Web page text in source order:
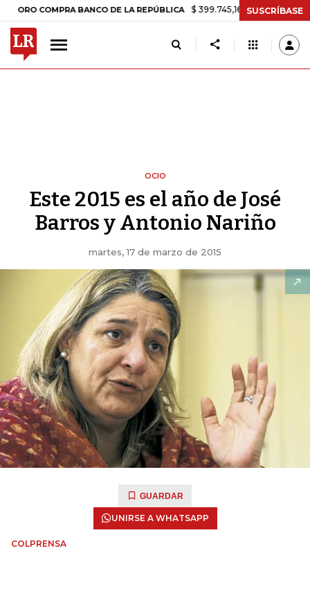
COMPRA BANCO DE LA REPÚBLICA $ 399.745,16 +$ 2.295,71 +0,58%
SUSCRÍBASE
OCIO
Este 2015 es el año de José
Barros y Antonio Nariño
martes, 17 de marzo de 2015
GUARDAR
UNIRSE A WHATSAPP
COLPRENSA